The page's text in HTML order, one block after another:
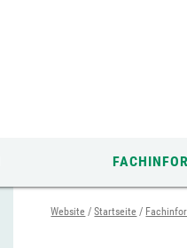
Website Startseite